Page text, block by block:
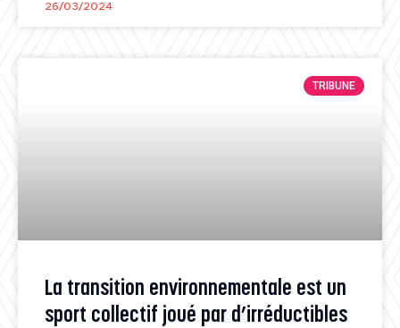
26/03/2024
TRIBUNE
La transition environnementale est un
sport collectif joué par d’irréductibles